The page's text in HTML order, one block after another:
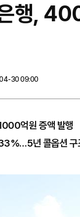
행,
30 09:00
억원 증액 발행
년 콜옵션 구